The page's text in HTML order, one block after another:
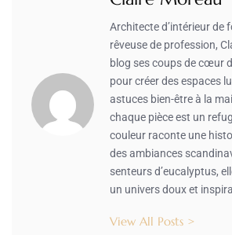
Architecte d’intérieur de
rêveuse de profession,
blog ses coups de cœur
pour créer des espaces
astuces bien-être à la
chaque pièce est un
couleur raconte une
des ambiances
senteurs d’eucalyptus,
un univers doux et
View All Posts >